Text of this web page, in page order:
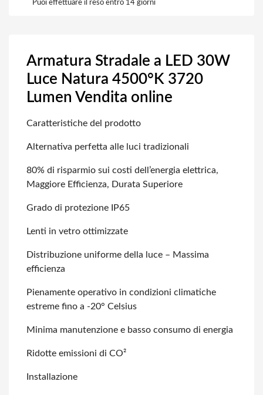
Puoi effettuare il reso entro 14 giorni
Armatura Stradale a LED 30W
Luce Natura 4500°K 3720
Lumen Vendita online
Caratteristiche del prodotto
Alternativa perfetta alle luci tradizionali
80% di risparmio sui costi dell’energia elettrica,
Maggiore Efficienza, Durata Superiore
Grado di protezione IP65
Lenti in vetro ottimizzate
Distribuzione uniforme della luce – Massima
efficienza
Pienamente operativo in condizioni climatiche
estreme fino a -20° Celsius
Minima manutenzione e basso consumo di energia
Ridotte emissioni di CO²
Installazione